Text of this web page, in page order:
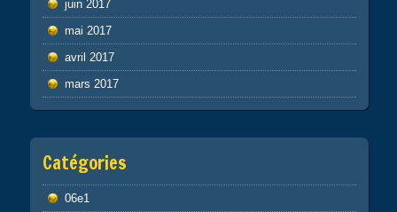
juin 2017
mai 2017
avril 2017
mars 2017
Catégories
06e1